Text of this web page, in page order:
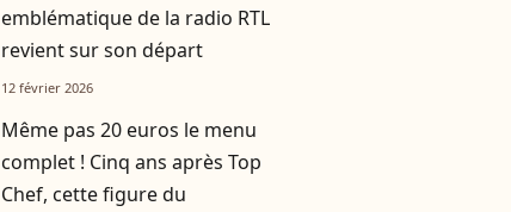
emblématique de la radio RTL
revient sur son départ
12 février 2026
Même pas 20 euros le menu
complet ! Cinq ans après Top
Chef, cette figure du